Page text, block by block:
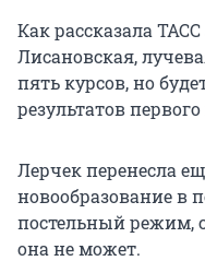
Как рассказала
Лисановская,
пять курсов, но
результатов первого
Лерчек перенесла
новообразование в
постельный режим,
она не может.